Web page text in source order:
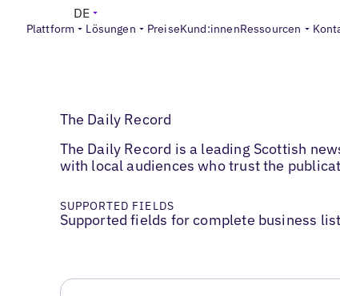
Plattform Lösungen PreiseKund:innenRessourcen
DE
The Daily Record
The Daily Record is a leading Scottish
with local audiences who trust the
SUPPORTED FIELDS
Supported fields for complete business